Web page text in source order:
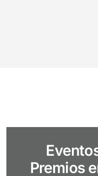
Premios